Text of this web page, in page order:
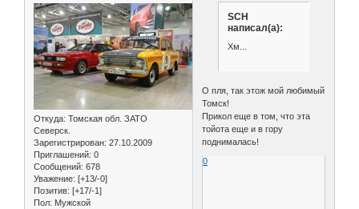
Откуда: Томская обл. ЗАТО
Северск.
Зарегистрирован: 27.10.2009
Приглашений: 0
Сообщений: 678
Уважение: [+13/-0]
Позитив: [+17/-1]
Пол: Мужской
SCH
написал(а):
Хм...
О пля, так этож мой любимый
Томск!
Прикол еще в том, что эта
тойота еще и в гору
поднималась!
0